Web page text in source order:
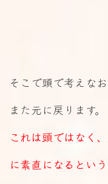
そこで頭で考えな
また元に戻ります。
これは頭ではなく
に素直になるという